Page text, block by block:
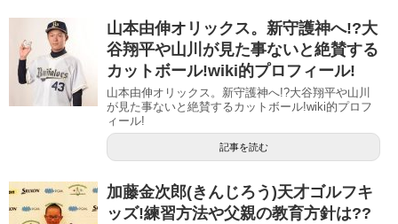
山本由伸オリックス。新守護神へ!?大
谷翔平や山川が見た事ないと絶賛する
カットボール!wiki的プロフィール!
山本由伸オリックス。新守護神へ!?大谷翔平や山川
が見た事ないと絶賛するカットボール!wiki的プロフ
ィール!
記事を読む
加藤金次郎(きんじろう)天才ゴルフキ
ッズ!練習方法や父親の教育方針は??